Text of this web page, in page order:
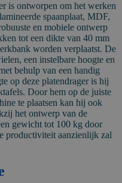
is ontworpen om het werken
spaanplaat, MDF,
en mobiele ontwerp
tot een dikte van 40 mm
worden verplaatst. De
een instelbare hoogte en
behulp van een handig
op deze platendrager is hij
Door hem op de juiste
te plaatsen kan hij ook
het ontwerp van de
gewicht tot 100 kg door
productiviteit aanzienlijk zal